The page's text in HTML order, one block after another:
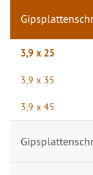
3,9 x 25
3,9 x 35
3,9 x 45